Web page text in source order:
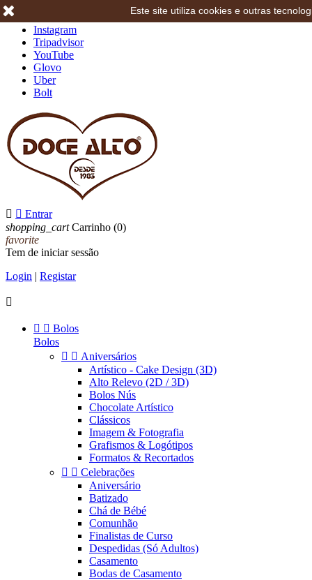
Instagram
Tripadvisor
YouTube
Glovo
Uber
Bolt
  Entrar
shopping_cart Carrinho (0)
favorite
Tem de iniciar sessão
Login | Registar

  Bolos
Bolos
  Aniversários
Artístico - Cake Design (3D)
Alto Relevo (2D / 3D)
Bolos Nús
Chocolate Artístico
Clássicos
Imagem & Fotografia
Grafismos & Logótipos
Formatos & Recortados
  Celebrações
Aniversário
Batizado
Chá de Bébé
Comunhão
Finalistas de Curso
Despedidas (Só Adultos)
Casamento
Bodas de Casamento
Este site utiliza cookies e outras